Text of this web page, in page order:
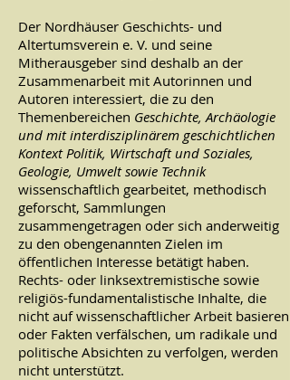
Der Nordhäuser Geschichts- und
Altertumsverein e. V. und seine
Mitherausgeber sind deshalb an der
Zusammenarbeit mit Autorinnen und
Autoren interessiert, die zu den
Themenbereichen Geschichte, Archäologie
und mit interdisziplinärem geschichtlichen
Kontext Politik, Wirtschaft und Soziales,
Geologie, Umwelt sowie Technik
wissenschaftlich gearbeitet, methodisch
geforscht, Sammlungen
zusammengetragen oder sich anderweitig
zu den obengenannten Zielen im
öffentlichen Interesse betätigt haben.
Rechts- oder linksextremistische sowie
religiös-fundamentalistische Inhalte, die
nicht auf wissenschaftlicher Arbeit basieren
oder Fakten verfälschen, um radikale und
politische Absichten zu verfolgen, werden
nicht unterstützt.